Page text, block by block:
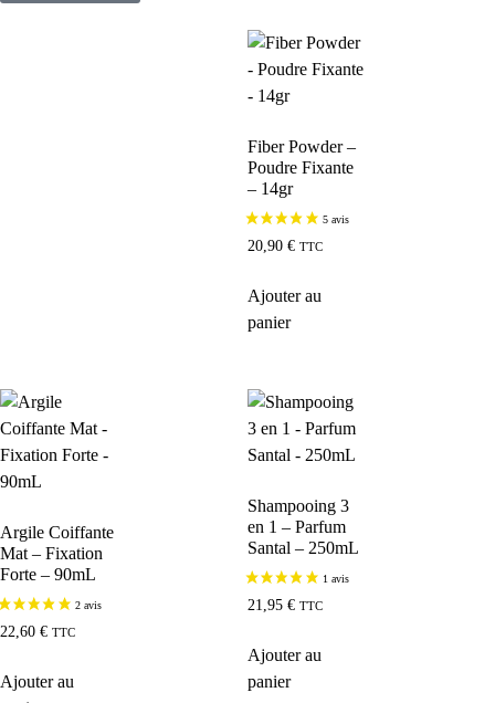
Fiber Powder –
Poudre Fixante
– 14gr
20,90 € TTC
Ajouter au
panier
Argile Coiffante
Mat – Fixation
Forte – 90mL
22,60 € TTC
Ajouter au
Shampooing 3
en 1 – Parfum
Santal – 250mL
21,95 € TTC
Ajouter au
panier